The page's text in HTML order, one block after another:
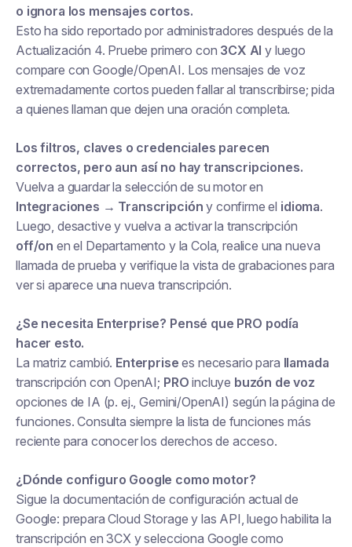
o ignora los mensajes cortos.
Esto ha sido reportado por administradores después de la
Actualización 4. Pruebe primero con 3CX AI y luego
compare con Google/OpenAI. Los mensajes de voz
extremadamente cortos pueden fallar al transcribirse; pida
a quienes llaman que dejen una oración completa.
Los filtros, claves o credenciales parecen
correctos, pero aun así no hay transcripciones.
Vuelva a guardar la selección de su motor en
Integraciones → Transcripción y confirme el idioma.
Luego, desactive y vuelva a activar la transcripción
off/on en el Departamento y la Cola, realice una nueva
llamada de prueba y verifique la vista de grabaciones para
ver si aparece una nueva transcripción.
¿Se necesita Enterprise? Pensé que PRO podía
hacer esto.
La matriz cambió. Enterprise es necesario para llamada
transcripción con OpenAI; PRO incluye buzón de voz
opciones de IA (p. ej., Gemini/OpenAI) según la página de
funciones. Consulta siempre la lista de funciones más
reciente para conocer los derechos de acceso.
¿Dónde configuro Google como motor?
Sigue la documentación de configuración actual de
Google: prepara Cloud Storage y las API, luego habilita la
transcripción en 3CX y selecciona Google como